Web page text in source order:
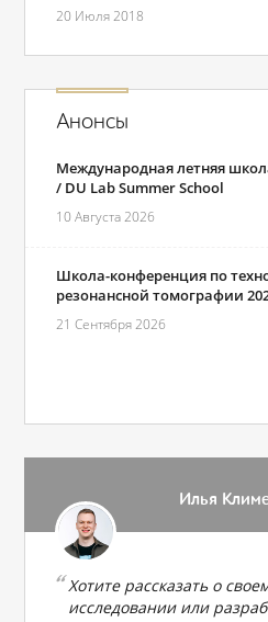
20 Июля 2018
Анонсы
Международная летняя
/ DU Lab Summer School
10 Августа 2026
Школа-конференция по
резонансной томографии
21 Сентября 2026
Илья
Хотите рассказать о
исследовании или